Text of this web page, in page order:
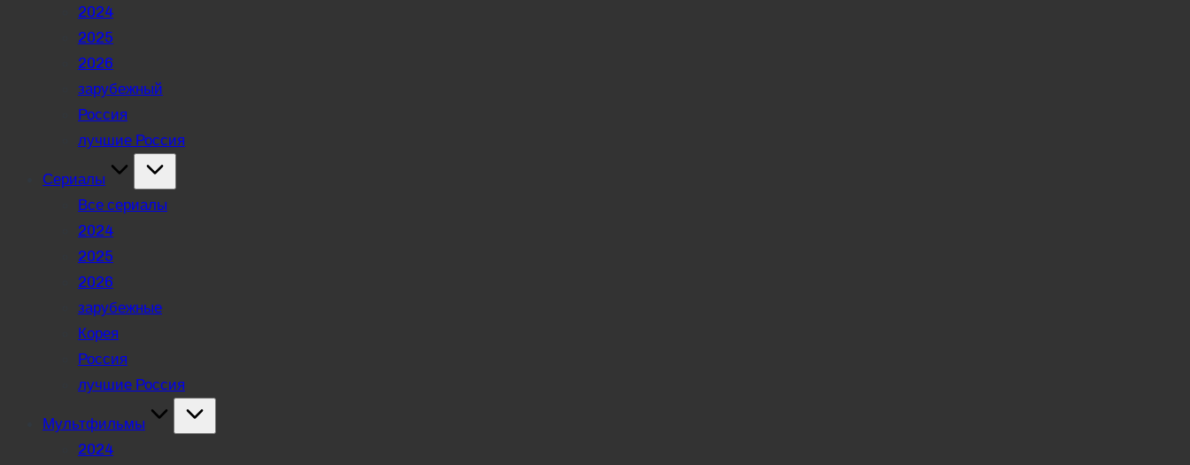
2024
2025
2026
зарубежный
Россия
лучшие Россия
Сериалы
Все сериалы
2024
2025
2026
зарубежные
Корея
Россия
лучшие Россия
Мультфильмы
2024